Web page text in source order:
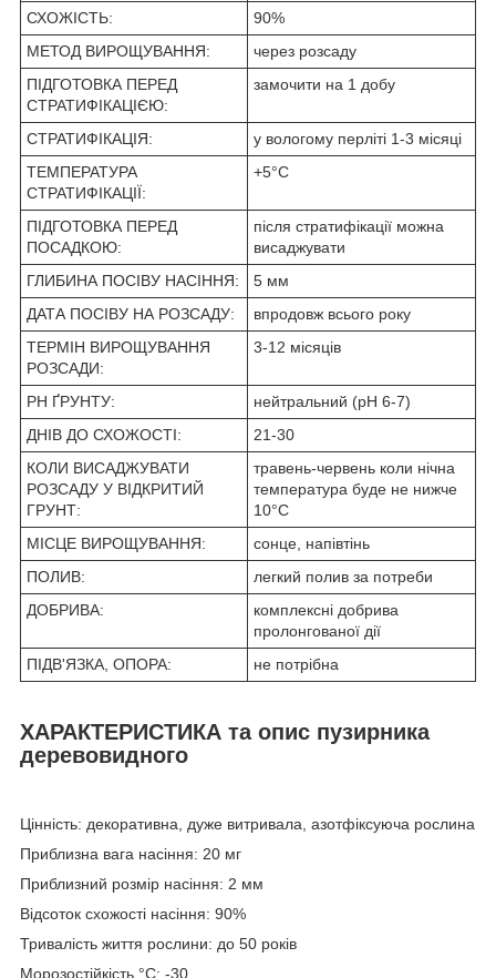
СХОЖІСТЬ:
90%
МЕТОД ВИРОЩУВАННЯ:
через розсаду
ПІДГОТОВКА ПЕРЕД
СТРАТИФІКАЦІЄЮ:
замочити на 1 добу
СТРАТИФІКАЦІЯ:
у вологому перліті 1-3 місяці
ТЕМПЕРАТУРА
СТРАТИФІКАЦІЇ:
+5°C
ПІДГОТОВКА ПЕРЕД
ПОСАДКОЮ:
після стратифікації можна
висаджувати
ГЛИБИНА ПОСІВУ НАСІННЯ:
5 мм
ДАТА ПОСІВУ НА РОЗСАДУ:
впродовж всього року
ТЕРМІН ВИРОЩУВАННЯ
РОЗСАДИ:
3-12 місяців
PH ҐРУНТУ:
нейтральний (pH 6-7)
ДНІВ ДО СХОЖОСТІ:
21-30
КОЛИ ВИСАДЖУВАТИ
РОЗСАДУ У ВІДКРИТИЙ
ГРУНТ:
травень-червень коли нічна
температура буде не нижче
10°C
МІСЦЕ ВИРОЩУВАННЯ:
сонце, напівтінь
ПОЛИВ:
легкий полив за потреби
ДОБРИВА:
комплексні добрива
пролонгованої дії
ПІДВ'ЯЗКА, ОПОРА:
не потрібна
ХАРАКТЕРИСТИКА та опис пузирника
деревовидного
Цінність: декоративна, дуже витривала, азотфіксуюча рослина
Приблизна вага насіння: 20 мг
Приблизний розмір насіння: 2 мм
Відсоток схожості насіння: 90%
Тривалість життя рослини: до 50 років
Морозостійкість °C: -30